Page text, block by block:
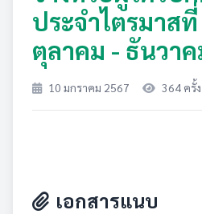
ประจำไตรมาส
ตุลาคม - ธันวา
10 มกราคม 2567 364 ครั้ง
เอกสารแนบ